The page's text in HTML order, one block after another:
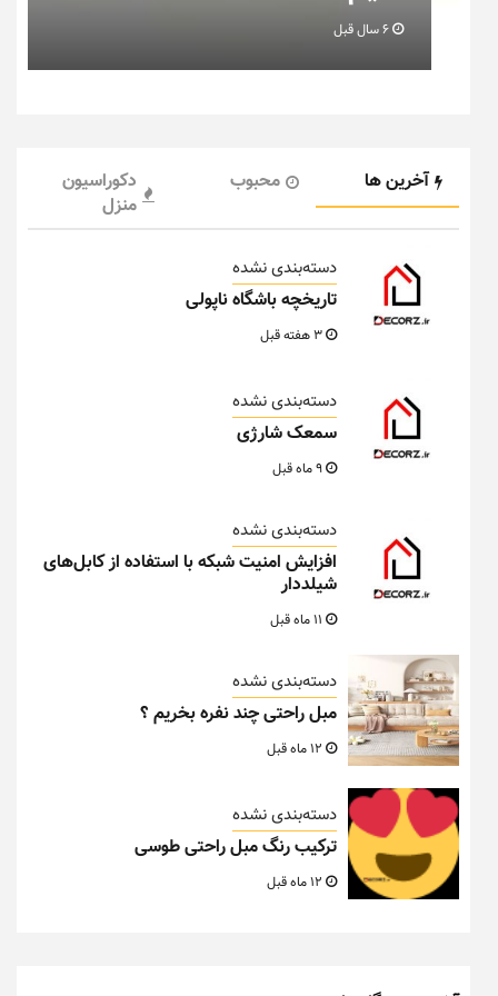
6 سال قبل
آخرین ها محبوب
دکوراسیون
منزل
دسته‌بندی نشده
تاریخچه باشگاه ناپولی
دسته‌بندی نشده
سمعک شارژی
دسته‌بندی نشده
افزایش امنیت شبکه با استفاده از کابل‌های
شیلددار
دسته‌بندی نشده
مبل راحتی چند نفره بخریم ؟
دسته‌بندی نشده
ترکیب رنگ مبل راحتی طوسی